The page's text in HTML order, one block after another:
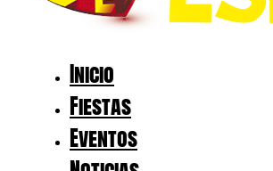
Inicio
Fiestas
Eventos